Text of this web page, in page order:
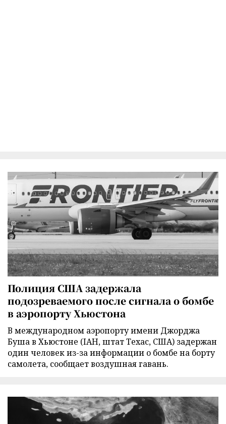
Полиция США задержала
подозреваемого после сигнала о бомбе
в аэропорту Хьюстона
В международном аэропорту имени Джорджа
Буша в Хьюстоне (IAH, штат Техас, США) задержан
один человек из-за информации о бомбе на борту
самолета, сообщает воздушная гавань.